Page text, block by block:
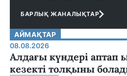
БАРЛЫҚ ЖАНАЛЫҚТАР
АЙМАҚТАР
08.08.2026
Алдағы күндері аптап
кезекті толқыны